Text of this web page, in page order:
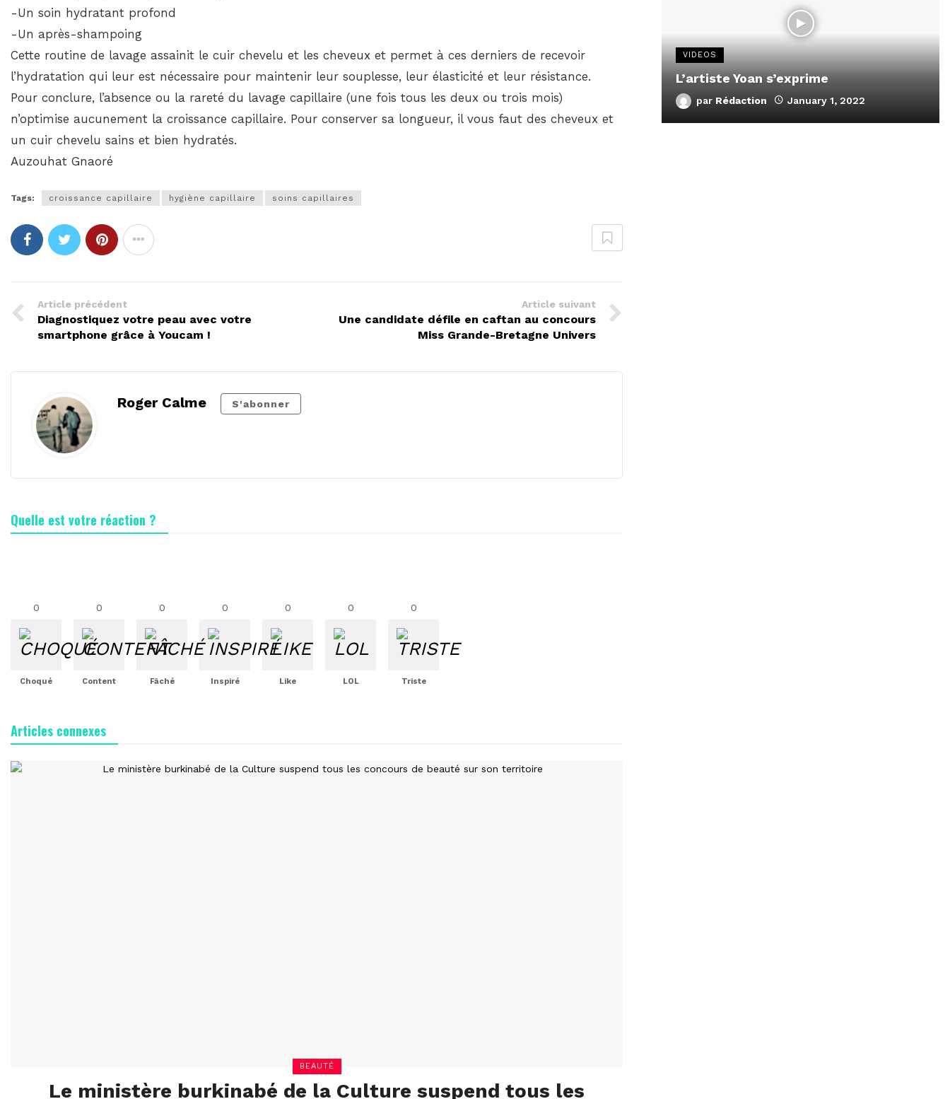
-Un soin hydratant profond
-Un après-shampoing
Cette routine de lavage assainit le cuir chevelu et les cheveux et permet à ces derniers de recevoir
l’hydratation qui leur est nécessaire pour maintenir leur souplesse, leur élasticité et leur résistance.
Pour conclure, l’absence ou la rareté du lavage capillaire (une fois tous les deux ou trois mois)
n’optimise aucunement la croissance capillaire. Pour conserver sa longueur, il vous faut des cheveux et
un cuir chevelu sains et bien hydratés.
Auzouhat Gnaoré
Tags: croissance capillaire hygiène capillaire soins capillaires
Article précédent
Diagnostiquez votre peau avec votre
smartphone grâce à Youcam !
Article suivant
Une candidate défile en caftan au concours
Miss Grande-Bretagne Univers
Roger Calme S'abonner
Quelle est votre réaction ?
0
Choqué
0
Content
0
Fâché
0
Inspiré
0
Like
0
LOL
0
Triste
Articles connexes
BEAUTÉ
Le ministère burkinabé de la Culture suspend tous les
VIDEOS
L’artiste Yoan s’exprime
par Rédaction January 1, 2022